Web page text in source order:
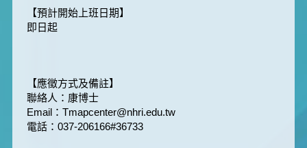
【預計開始上班日期】
即日起
【應徵方式及備註】
聯絡人：康博士
Email：Tmapcenter@nhri.edu.tw
電話：037-206166#36733